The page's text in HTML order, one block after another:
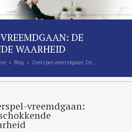
DE
WAARHEID
» Blog » Overspel-vreemdgaan: De schokkende waarheid
vreemdgaan: